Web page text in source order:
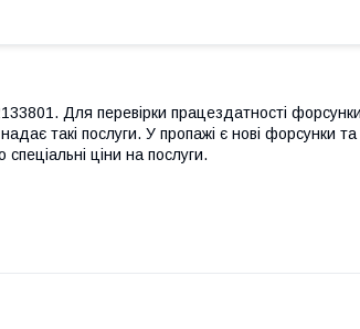
Для перевірки працездатності
такі послуги. У пропажі є нові форсунки
ціни на послуги.